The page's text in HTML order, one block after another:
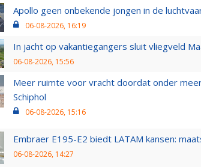
Apollo geen onbekende jongen in de
06-08-2026, 16:19
In jacht op vakantiegangers sluit vliegveld
06-08-2026, 15:56
Meer ruimte voor vracht doordat onder
Schiphol
06-08-2026, 15:16
Embraer E195-E2 biedt LATAM kansen:
06-08-2026, 14:27